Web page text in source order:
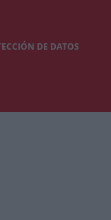
DE DATOS